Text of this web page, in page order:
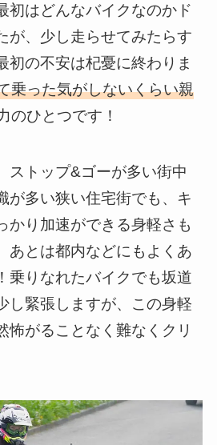
初はどんなバイクなのかド
が、少し走らせてみたらす
初の不安は杞憂に終わりま
乗った気がしないくらい親
のひとつです！
ストップ&ゴーが多い街中
が多い狭い住宅街でも、キ
かり加速ができる身軽さも
あとは都内などにもよくあ
乗りなれたバイクでも坂道
し緊張しますが、この身軽
怖がることなく難なくクリ